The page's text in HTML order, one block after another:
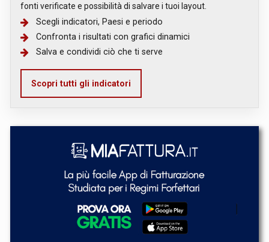
fonti verificate e possibilità di salvare i tuoi layout.
Scegli indicatori, Paesi e periodo
Confronta i risultati con grafici dinamici
Salva e condividi ciò che ti serve
Scopri tutti gli indicatori